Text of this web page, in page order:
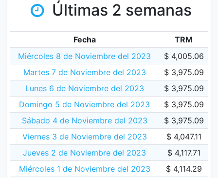
Últimas 2 semanas
Fecha
TRM
Miércoles 8 de Noviembre del 2023
$ 4,005.06
Martes 7 de Noviembre del 2023
$ 3,975.09
Lunes 6 de Noviembre del 2023
$ 3,975.09
Domingo 5 de Noviembre del 2023
$ 3,975.09
Sábado 4 de Noviembre del 2023
$ 3,975.09
Viernes 3 de Noviembre del 2023
$ 4,047.11
Jueves 2 de Noviembre del 2023
$ 4,117.71
Miércoles 1 de Noviembre del 2023
$ 4,114.29